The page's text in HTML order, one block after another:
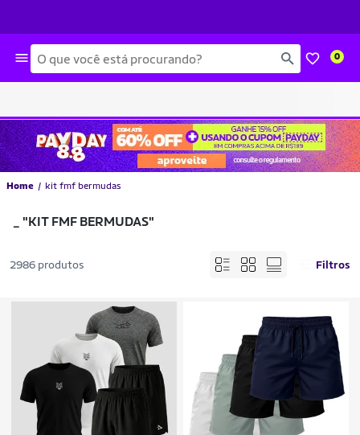
Busca 0
Home kit fmf bermudas
"KIT FMF BERMUDAS"
2986 produtos Filtros